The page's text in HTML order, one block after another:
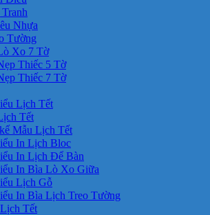
Nhựa
Tường
Xo 7 Tờ
Thiếc 5 Tờ
Thiếc 7 Tờ
Lịch Tết
Tết
Mẫu Lịch Tết
In Lịch Bloc
In Lịch Để Bàn
In Bìa Lò Xo Giữa
Lịch Gỗ
In Bìa Lịch Treo Tường
Tết